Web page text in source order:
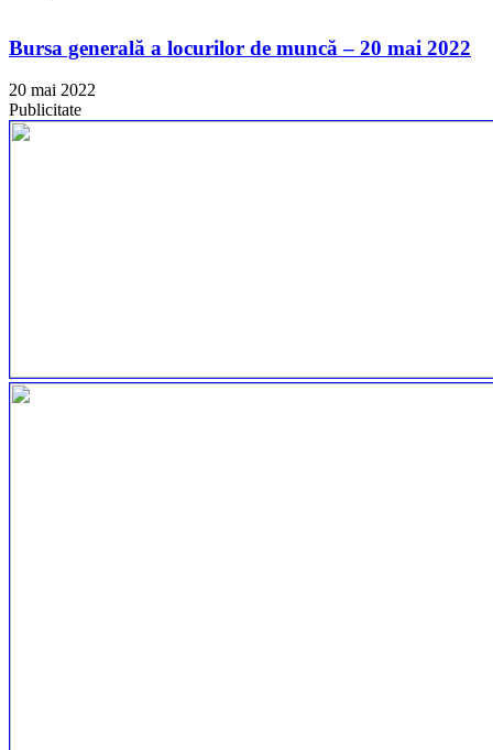
Bursa generală a locurilor de muncă – 20 mai 2022
20 mai 2022
Publicitate